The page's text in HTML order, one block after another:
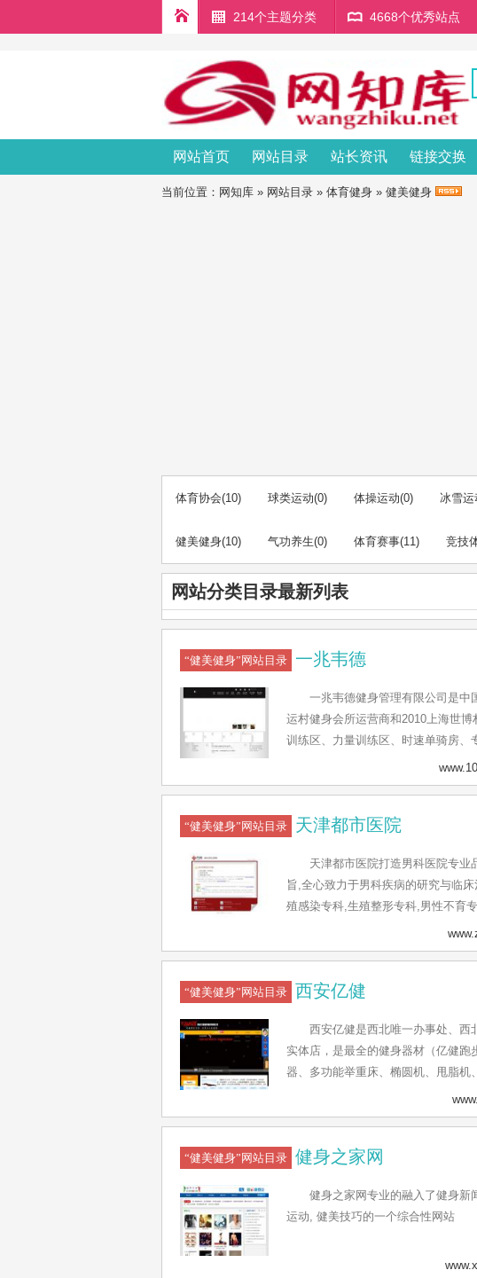
214个主题分类 4668个优秀站点
网站首页 网站目录 站长资讯 链接交换
当前位置： 网知库 » 网站目录 » 体育健身 » 健美健身
体育协会(10) 球类运动(0) 体操运动(0) 冰雪运
健美健身(10) 气功养生(0) 体育赛事(11) 竞技
网站分类目录最新列表
“健美健身”网站目录 一兆韦德
一兆韦德健身管理有限公司是中
运村健身会所运营商和2010上海世
训练区、力量训练区、时速单骑房、
托幼中心、运动用品专卖区、更衣
外游泳池、形象设计中心、SPA等
园、中远两湾城、梅川、万里、西郊
阳路、华润时代广场、陆家嘴、陆
山、三林、尚东国际、证大、浦东
品牌，如Technogym,Matrix等。
“健美健身”网站目录 天津都市医院
天津都市医院打造男科医院专
旨,全心致力于男科疾病的研究与临
殖感染专科,生殖整形专科,男性不育
“健美健身”网站目录 西安亿健
西安亿健是西北唯一办事处、西
实体店，是最全的健身器材（亿健跑
器、多功能举重床、椭圆机、甩脂机
销。欢迎广大人士前来公司体验，洽
“健美健身”网站目录 健身之家网
健身之家网专业的融入了健身
运动, 健美技巧的一个综合性网站